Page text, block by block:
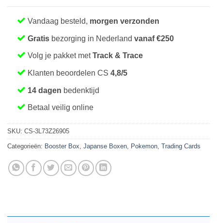
Vandaag besteld, morgen verzonden
Gratisbezorging in Nederland vanaf €250
Volg je pakket metTrack & Trace
Klanten beoordelen CS 4,8/5
14 dagen bedenktijd
Betaal veilig online
SKU: CS-3L73Z26905
Categorieën: Booster Box Japanse Boxen Pokemon Trading Cards